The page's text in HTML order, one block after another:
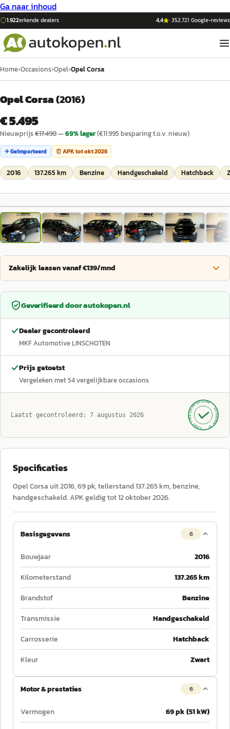
Ga naar inhoud
1.922erkende dealers 4,4 ·352.721 Google-reviews
Home›Occasions›Opel›Opel Corsa
Opel Corsa(2016)
€ 5.495
Nieuwprijs€17.490—69% lager(€11.995 besparing t.o.v. nieuw)
✈ Geïmporteerd ⏰ APK totokt 2026
2016 137.265 km Benzine Handgeschakeld Hatchback
1/15
Zakelijk leasen vanaf €139/mnd
Geverifieerd doorautokopen.nl
Dealer gecontroleerd
MKF Automotive LINSCHOTEN
Prijs getoetst
Vergeleken met54vergelijkbare occasions
Laatst gecontroleerd: 7 augustus 2026 GECONTROLEERD ·
AUTOKOPEN.NL
· SINDS 1999 ·
Specificaties
Opel Corsa uit 2016, 69 pk, tellerstand 137.265 km, benzine,
handgeschakeld. APK geldig tot 12 oktober 2026.
Basisgegevens 6
Bouwjaar
2016
Kilometerstand
137.265 km
Brandstof
Benzine
Transmissie
Handgeschakeld
Carrosserie
Hatchback
Kleur
Zwart
Motor & prestaties 6
Vermogen
69 pk (51 kW)